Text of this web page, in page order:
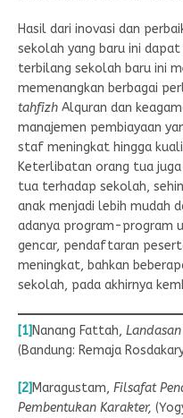
Hasil dari inovasi dan
sekolah yang baru ini
terbilang sekolah baru ini
memenangkan berbagai
tahfizh Alquran dan
manajemen pembiayaan
staf meningkat hingga
Keterlibatan orang tua
tua terhadap sekolah,
anak menjadi lebih mudah
adanya program-program
gencar, pendaftaran
meningkat, bahkan
sekolah, pada akhirnya
[1] Nanang Fattah,
(Bandung: Remaja
[2] Maragustam, Filsafat
Pembentukan Karakter,